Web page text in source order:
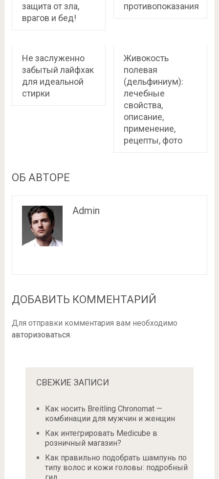
защита от зла,
врагов и бед!
противопоказания
Не заслуженно
забытый лайфхак
для идеальной
стирки
Живокость
полевая
(дельфиниум):
лечебные
свойства,
описание,
применение,
рецепты, фото
ОБ АВТОРЕ
Admin
ДОБАВИТЬ КОММЕНТАРИЙ
Для отправки комментария вам необходимо
авторизоваться.
СВЕЖИЕ ЗАПИСИ
Как носить Breitling Chronomat —
комбинации для мужчин и женщин
Как интегрировать Medicube в
розничный магазин?
Как правильно подобрать шампунь по
типу волос и кожи головы: подробный